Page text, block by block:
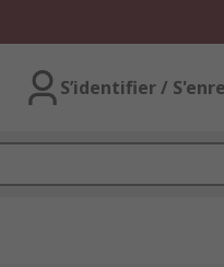
S’identifier /